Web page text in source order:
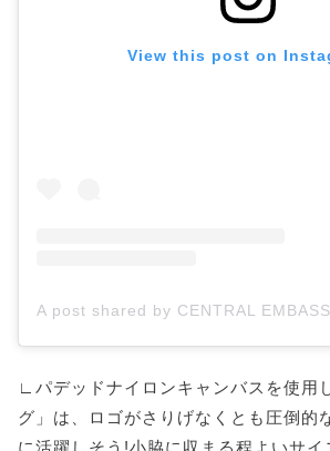
View this post on
∟パデッドナイロンキャンバスを使用
グ」は、ロゴがさりげなくとも圧倒的
に活躍しそう!小脇に収まる程よいサイ